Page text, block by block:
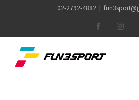
content
02-2792-4882 |
Facebook